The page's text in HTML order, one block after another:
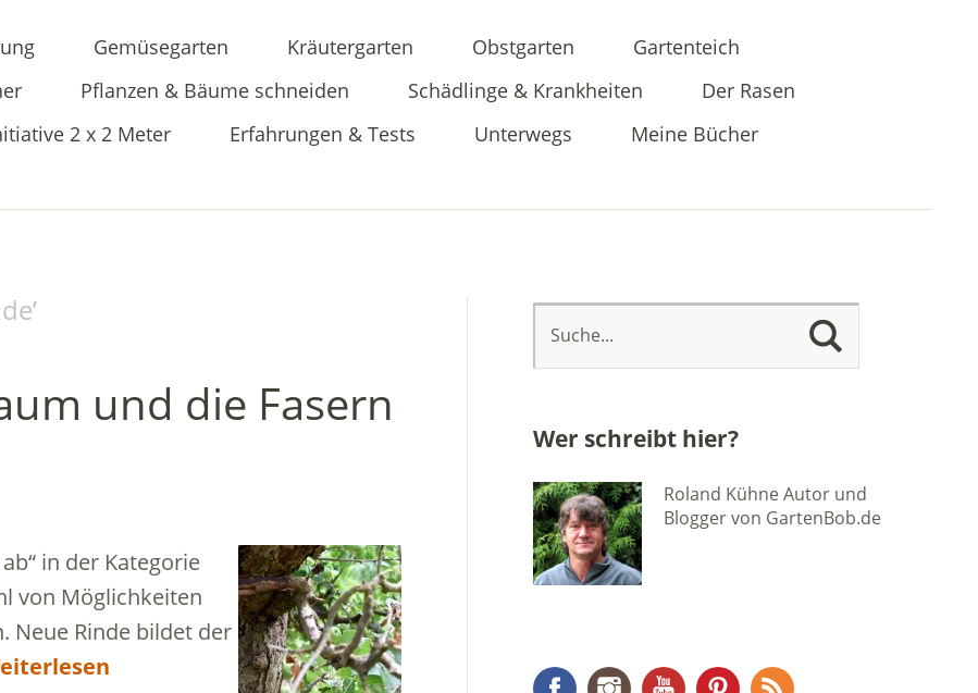
Gemüsegarten Kräutergarten Obstgarten
Gartenteich
Pflanzen & Bäume schneiden Schädlinge & Krankheiten
Der Rasen
2 x 2 Meter Erfahrungen & Tests Unterwegs Meine Bücher
’
und die Fasern
in der Kategorie
von Möglichkeiten
Neue Rinde bildet der
Wer schreibt hier?
Roland Kühne Autor und
Blogger von GartenBob.de
FacebookInstagramYouTubePinterestRSS Feed